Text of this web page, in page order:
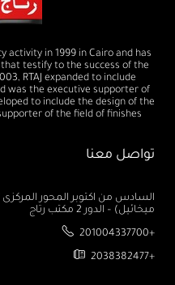
activity in 1999 in Cairo and has
testify to the success of the
RTAJ expanded to include
was the executive supporter of
to include the design of the
of the field of finishes
تواصل معنا
ميخائيل) – الدور 2 مكتب رتاج
201004337700+
2038382477+